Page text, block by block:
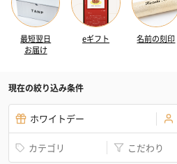
最短翌日
お届け
eギフト 名前の刻印
現在の絞り込み条件
ホワイトデー
カテゴリ こだわり